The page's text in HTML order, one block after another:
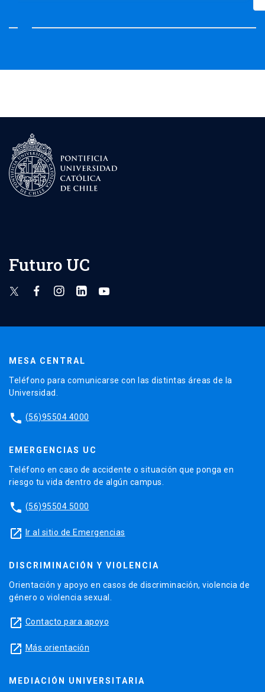
Futuro UC
MESA CENTRAL
Teléfono para comunicarse con las distintas áreas de la
Universidad.
phone (56)95504 4000
EMERGENCIAS UC
Teléfono en caso de accidente o situación que ponga en
riesgo tu vida dentro de algún campus.
phone (56)95504 5000
launch Ir al sitio de Emergencias
DISCRIMINACIÓN Y VIOLENCIA
Orientación y apoyo en casos de discriminación, violencia de
género o violencia sexual.
launch Contacto para apoyo
launch Más orientación
MEDIACIÓN UNIVERSITARIA